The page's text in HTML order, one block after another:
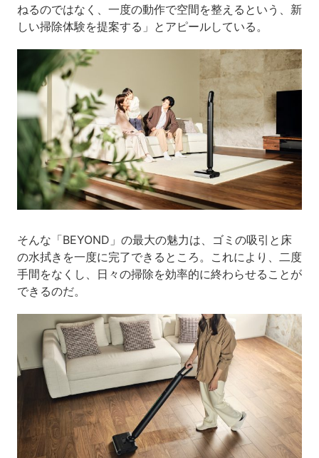
ねるのではなく、一度の動作で空間を整えるという、新
しい掃除体験を提案する」とアピールしている。
そんな「BEYOND」の最大の魅力は、ゴミの吸引と床
の水拭きを一度に完了できるところ。これにより、二度
手間をなくし、日々の掃除を効率的に終わらせることが
できるのだ。